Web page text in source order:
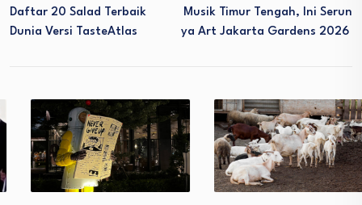
Daftar 20 Salad Terbaik
Dunia Versi TasteAtlas
Musik Timur Tengah, Ini Serun
Ya Art Jakarta Gardens 2026